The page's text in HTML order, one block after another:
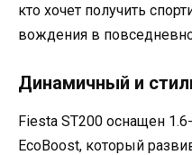
кто хочет получить
вождения в
Динамичный и
Fiesta ST200 оснащен
EcoBoost, который